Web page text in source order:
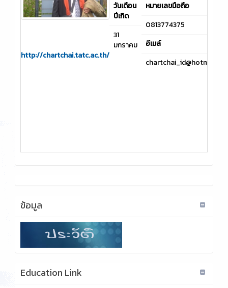
http://chartchai.tatc.ac.th/
วันเดือน
ปีเกิด
31
มกราคม
หมายเลขมือถือ
0813774375
อีเมล์
ข้อมูล
Education Link